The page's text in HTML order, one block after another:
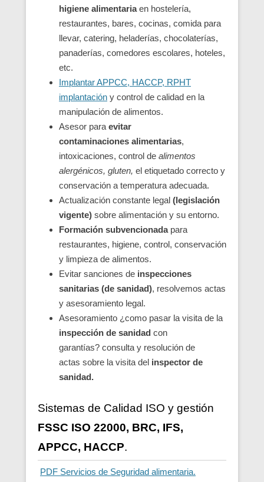
higiene alimentariaen hostelería,
restaurantes, bares, cocinas, comida para
llevar, catering, heladerías, chocolaterías,
panaderías, comedores escolares, hoteles,
etc.
Implantar APPCC, HACCP, RPHT
implantación y control de calidad en la
manipulación de alimentos.
Asesor paraevitar
contaminaciones alimentarias,
intoxicaciones, control de alimentos
alergénicos, gluten, el etiquetado correcto y
conservación a temperatura adecuada.
Actualización constante legal (legislación
vigente) sobre alimentación y su entorno.
Formación subvencionadapara
restaurantes, higiene, control, conservación
y limpieza de alimentos.
Evitar sanciones de inspecciones
sanitarias (de sanidad), resolvemos actas
y asesoramiento legal.
Asesoramiento ¿como pasar la visita de la
inspección de sanidad con
garantías? consulta y resolución de
actas sobre la visita del inspector de
sanidad.
Sistemas de Calidad ISO y gestión
FSSC ISO 22000, BRC, IFS,
APPCC, HACCP.
PDF Servicios de Seguridad alimentaria.